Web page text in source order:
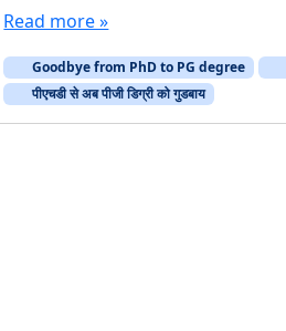
Read more »
Goodbye from PhD to PG degree
पीएचडी से अब पीजी डिग्री को गुडबाय